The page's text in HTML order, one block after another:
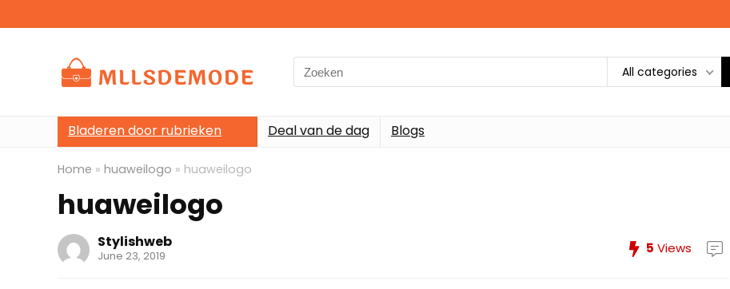
Search
for:
All categories
Bladeren door rubrieken Deal van de dag Blogs
Home » huaweilogo » huaweilogo
huaweilogo
Stylishweb
June 23, 2019 5 Views